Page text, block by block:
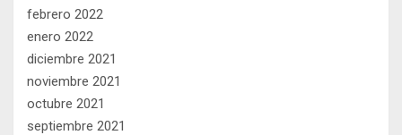
febrero 2022
enero 2022
diciembre 2021
noviembre 2021
octubre 2021
septiembre 2021